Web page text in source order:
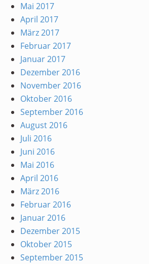
Mai 2017
April 2017
März 2017
Februar 2017
Januar 2017
Dezember 2016
November 2016
Oktober 2016
September 2016
August 2016
Juli 2016
Juni 2016
Mai 2016
April 2016
März 2016
Februar 2016
Januar 2016
Dezember 2015
Oktober 2015
September 2015